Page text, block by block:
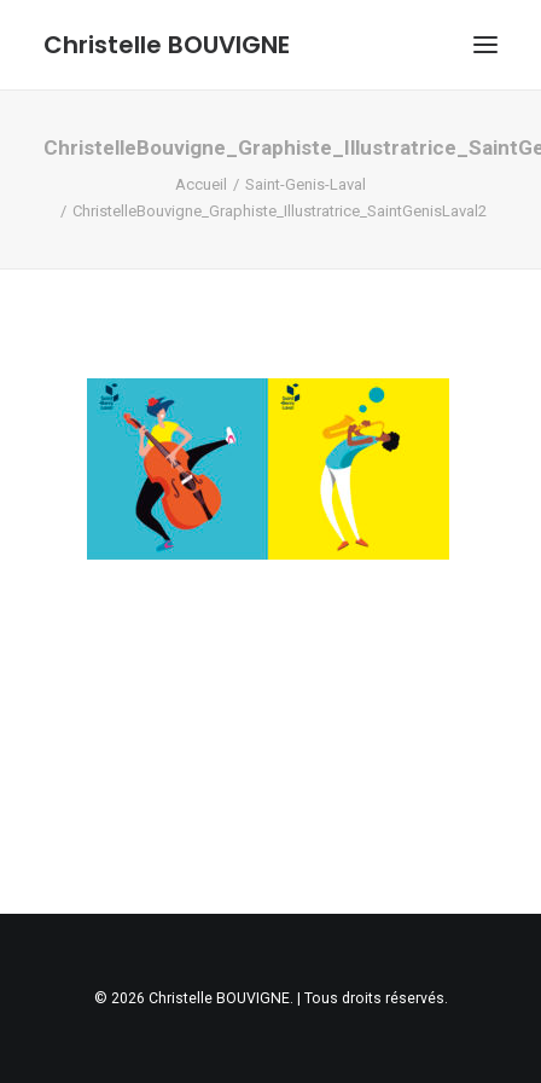
Christelle BOUVIGNE
GRAPHISME ET ILLUSTRATIONS
DESSINS ET PASTELSAccueil
Saint-Genis-Laval
ChristelleBouvigne_Graphiste_Illustratrice_SaintGenisLaval2
© 2026 Christelle BOUVIGNE. | Tous droits réservés.